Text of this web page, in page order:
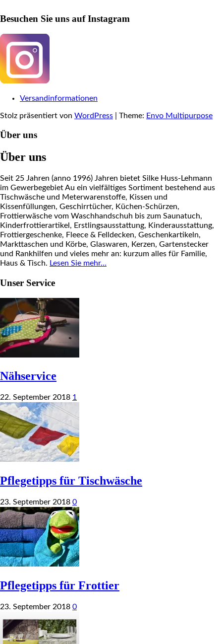
Besuchen Sie uns auf Instagram
Versandinformationen
Stolz präsentiert von WordPress Theme: Envo Multipurpose
Über uns
Über uns
Seit 25 Jahren (anno 1996) Jahren bietet Silke Huss-Lehmann
im Gewerbegebiet Au ein vielfältiges Sortiment bestehend aus
Tischwäsche und Meterwarenstoffe, Kissen und
Kissenfüllungen, Geschirrtücher, Küchen-Schürzen,
Frottierwäsche vom Waschhandschuh bis zum Saunatuch,
Kinderfrottierartikel, Erstlingsausstattung, Kinderausstattung,
Frottiergeschenke, Fleece & Felldecken, Geschenkartikeln,
Markttaschen und Körbe, Glaswaren, Kerzen, Gartenstecker
und Rankhilfen und vieles mehr an: kurzum alles für Familie,
Haus & Tisch. Lesen Sie mehr…
Unser Service
Nähservice
22. September 2018 1
Pflegetipps für Tischwäsche
23. September 2018 0
Pflegetipps für Frottier
23. September 2018 0